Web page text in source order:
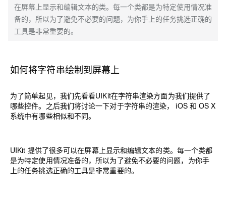
在屏幕上显示和编辑文本的类。每一个类都是为特定使用情况准
备的，所以为了避免不必要的问题，为你手上的任务挑选正确的
工具是非常重要的。
如何将字符串绘制到屏幕上
为了简单起见，我们先看看UIKit在字符串渲染方面为我们提供了
哪些控件。之后我们将讨论一下对于字符串的渲染， iOS 和 OS X
系统中有哪些相似和不同。
UIKit 提供了很多可以在屏幕上显示和编辑文本的类。每一个类都
是为特定使用情况准备的，所以为了避免不必要的问题，为你手
上的任务挑选正确的工具是非常重要的。